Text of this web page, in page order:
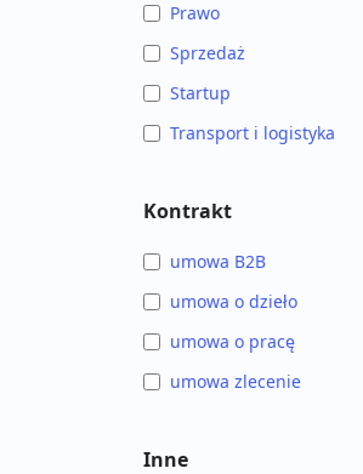
Prawo
Sprzedaż
Startup
Transport i logistyka
Kontrakt
umowa B2B
umowa o dzieło
umowa o pracę
umowa zlecenie
Inne